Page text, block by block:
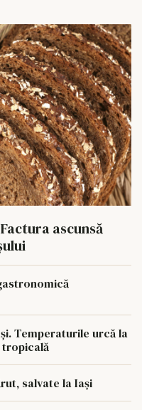
ascunsă
Temperaturile urcă la
tropicală
salvate la Iași